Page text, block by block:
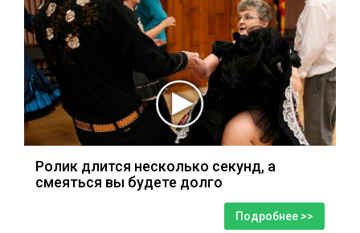
Ролик длится несколько секунд, а
смеяться вы будете долго
Подробнее >>